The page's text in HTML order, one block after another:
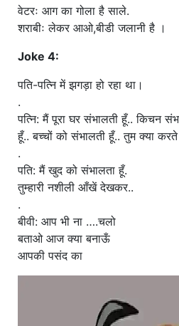
वेटरः आग का गोला है साले.
शराबीः लेकर आओ,बीडी जलानी है ।
Joke 4:
पति-पत्नि में झगड़ा हो रहा था।
.
पत्नि: मैं पूरा घर संभालती हूँ.. किचन
हूँ.. बच्चों को संभालती हूँ.. तुम क्या करते
.
पति: मैं खुद को संभालता हूँ.
तुम्हारी नशीली आँखें देखकर..
.
बीवी: आप भी ना ….चलो
बताओ आज क्या बनाऊँ
आपकी पसंद का